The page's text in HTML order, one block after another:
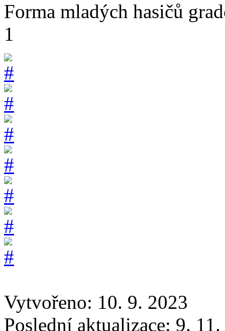
Forma mladých hasičů
1
Vytvořeno: 10. 9. 2023
Poslední aktualizace: 9.